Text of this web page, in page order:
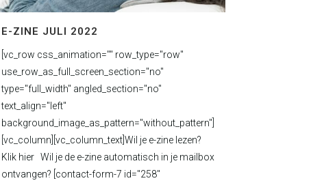
E-ZINE JULI 2022
[vc_row css_animation="" row_type="row"
use_row_as_full_screen_section="no"
type="full_width" angled_section="no"
text_align="left"
background_image_as_pattern="without_pattern"]
[vc_column][vc_column_text]Wil je e-zine lezen?
Klik hier Wil je de e-zine automatisch in je mailbox
ontvangen? [contact-form-7 id="258"